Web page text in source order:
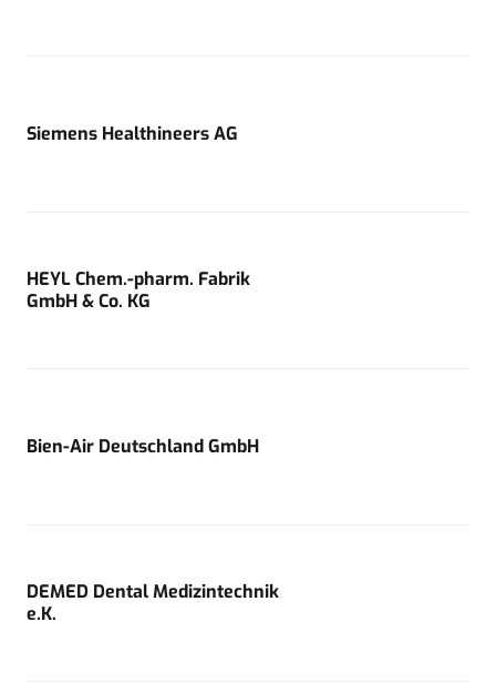
Siemens Healthineers AG
HEYL Chem.-pharm. Fabrik
GmbH & Co. KG
Bien-Air Deutschland GmbH
DEMED Dental Medizintechnik
e.K.